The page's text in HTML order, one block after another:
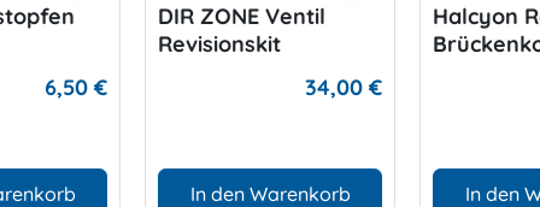
6,50 €
DIR ZONE Ventil
Revisionskit
34,00 €
In den Warenkorb
Halcyon
In den